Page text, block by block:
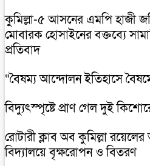
কুমিল্লা-৫ আসনের এমপি হাজী
মোবারক হোসাইনের বক্তব্যে
প্রতিবাদ
“বৈষম্য আন্দোলন ইতিহাসে
বিদ্যুৎস্পৃষ্টে প্রাণ গেল দুই
রোটারী ক্লাব অব কুমিল্লা
বিদ্যালয়ে বৃক্ষরোপন ও বিতরণ